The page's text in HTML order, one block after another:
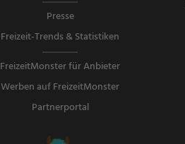
Presse
Freizeit-Trends & Statistiken
FreizeitMonster für Anbieter
Werben auf FreizeitMonster
Partnerportal